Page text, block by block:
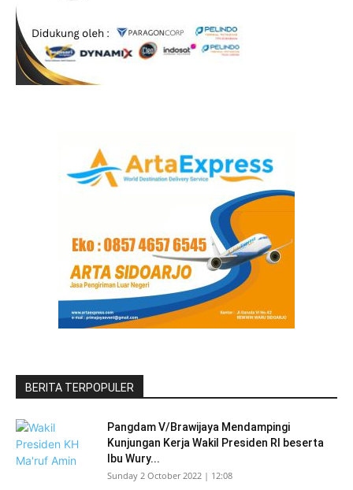
BERITA TERPOPULER
Pangdam V/Brawijaya Mendampingi
Kunjungan Kerja Wakil Presiden RI beserta
Ibu Wury...
Sunday 2 October 2022 | 12:08